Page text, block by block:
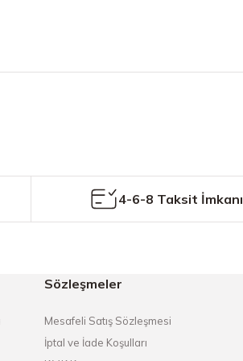
4-6-8 Taksit İmkanı
Sözleşmeler
Mesafeli Satış Sözleşmesi
İptal ve İade Koşulları